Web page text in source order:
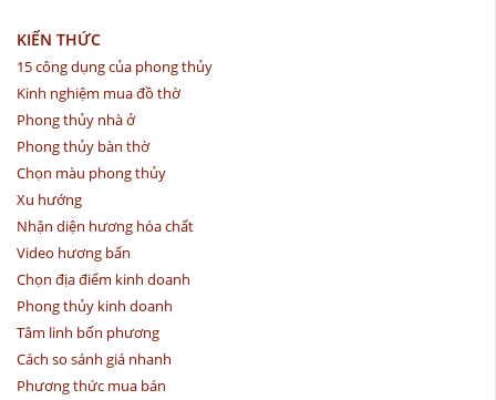
KIẾN THỨC
15 công dụng của phong thủy
Kinh nghiệm mua đồ thờ
Phong thủy nhà ở
Phong thủy bàn thờ
Chọn màu phong thủy
Xu hướng
Nhận diện hương hóa chất
Video hương bẩn
Chọn địa điểm kinh doanh
Phong thủy kinh doanh
Tâm linh bốn phương
Cách so sánh giá nhanh
Phương thức mua bán